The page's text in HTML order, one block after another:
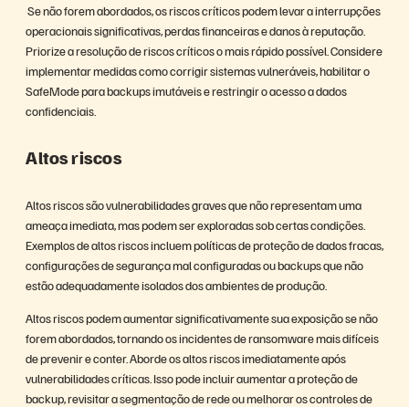
Se não forem abordados, os riscos críticos podem levar a interrupções
operacionais significativas, perdas financeiras e danos à reputação.
Priorize a resolução de riscos críticos o mais rápido possível. Considere
implementar medidas como corrigir sistemas vulneráveis, habilitar o
SafeMode para backups imutáveis e restringir o acesso a dados
confidenciais.
Altos riscos
Altos riscos são vulnerabilidades graves que não representam uma
ameaça imediata, mas podem ser exploradas sob certas condições.
Exemplos de altos riscos incluem políticas de proteção de dados fracas,
configurações de segurança mal configuradas ou backups que não
estão adequadamente isolados dos ambientes de produção.
Altos riscos podem aumentar significativamente sua exposição se não
forem abordados, tornando os incidentes de ransomware mais difíceis
de prevenir e conter. Aborde os altos riscos imediatamente após
vulnerabilidades críticas. Isso pode incluir aumentar a proteção de
backup, revisitar a segmentação de rede ou melhorar os controles de